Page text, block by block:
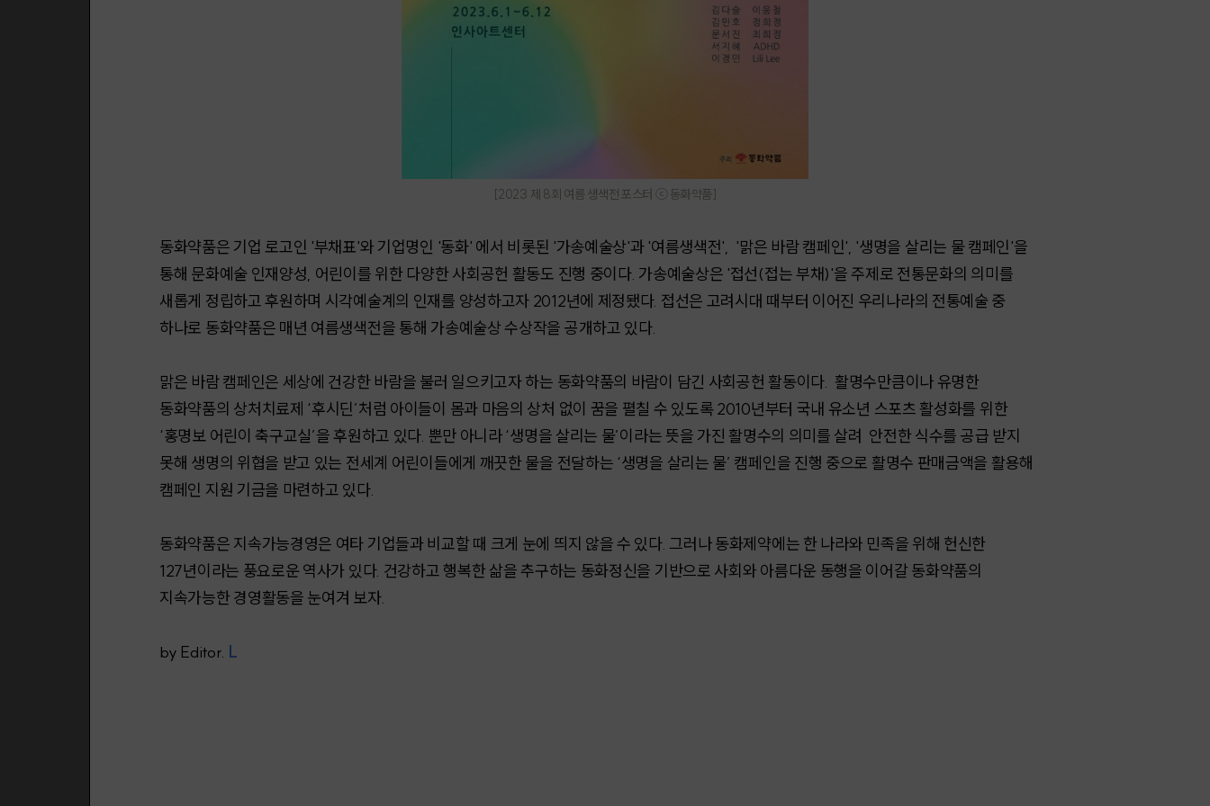
[2023 제 8회 여름 생색전 포스터 ⓒ 동화약품]
동화약품은 기업 로고인 '부채표'와 기업명인 '동화' 에서 비롯된 '가송예술상'과 '여름생색전', '맑은 바람 캠페인', '생명을 살리는 물 캠페인'을
통해 문화예술 인재양성, 어린이를 위한 다양한 사회공헌 활동도 진행 중이다. 가송예술상은 '접선(접는 부채)'을 주제로 전통문화의 의미를
새롭게 정립하고 후원하며 시각예술계의 인재를 양성하고자 2012년에 제정됐다. 접선은 고려시대 때부터 이어진 우리나라의 전통예술 중
하나로 동화약품은 매년 여름생색전을 통해 가송예술상 수상작을 공개하고 있다.
맑은 바람 캠페인은 세상에 건강한 바람을 불러 일으키고자 하는 동화약품의 바람이 담긴 사회공헌 활동이다. 활명수만큼이나 유명한
동화약품의 상처치료제 ‘후시딘’처럼 아이들이 몸과 마음의 상처 없이 꿈을 펼칠 수 있도록 2010년부터 국내 유소년 스포츠 활성화를 위한
‘홍명보 어린이 축구교실’을 후원하고 있다. 뿐만 아니라 ‘생명을 살리는 물’이라는 뜻을 가진 활명수의 의미를 살려 안전한 식수를 공급 받지
못해 생명의 위협을 받고 있는 전세계 어린이들에게 깨끗한 물을 전달하는 ‘생명을 살리는 물’ 캠페인을 진행 중으로 활명수 판매금액을 활용해
캠페인 지원 기금을 마련하고 있다.
동화약품은 지속가능경영은 여타 기업들과 비교할 때 크게 눈에 띄지 않을 수 있다. 그러나 동화제약에는 한 나라와 민족을 위해 헌신한
127년이라는 풍요로운 역사가 있다. 건강하고 행복한 삶을 추구하는 동화정신을 기반으로 사회와 아름다운 동행을 이어갈 동화약품의
지속가능한 경영활동을 눈여겨 보자.
by Editor. L